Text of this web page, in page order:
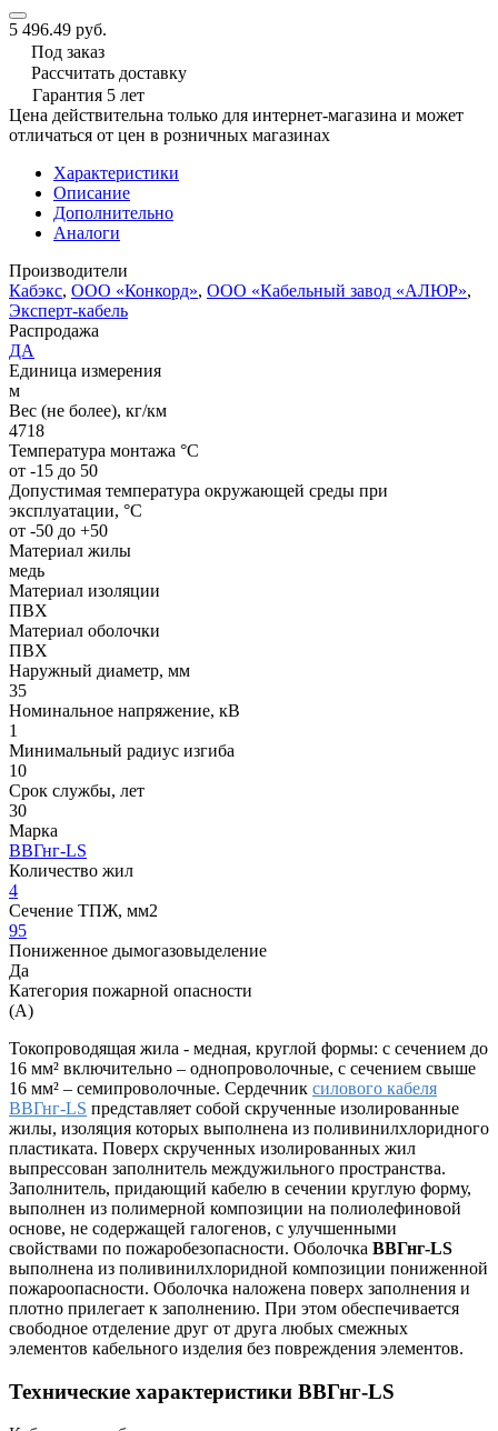
5 496.49 руб.
Под заказ
Рассчитать доставку
Гарантия 5 лет
Цена действительна только для интернет-магазина и может
отличаться от цен в розничных магазинах
Характеристики
Описание
Дополнительно
Аналоги
Производители
Кабэкс, ООО «Конкорд», ООО «Кабельный завод «АЛЮР»,
Эксперт-кабель
Распродажа
ДА
Единица измерения
м
Вес (не более), кг/км
4718
Температура монтажа °C
от -15 до 50
Допустимая температура окружающей среды при
эксплуатации, °C
от -50 до +50
Материал жилы
медь
Материал изоляции
ПВХ
Материал оболочки
ПВХ
Наружный диаметр, мм
35
Номинальное напряжение, кВ
1
Минимальный радиус изгиба
10
Срок службы, лет
30
Марка
ВВГнг-LS
Количество жил
4
Сечение ТПЖ, мм2
95
Пониженное дымогазовыделение
Да
Категория пожарной опасности
(A)
Токопроводящая жила - медная, круглой формы: с сечением до
16 мм² включительно – однопроволочные, с сечением свыше
16 мм² – семипроволочные. Сердечник силового кабеля
ВВГнг-LS представляет собой скрученные изолированные
жилы, изоляция которых выполнена из поливинилхлоридного
пластиката. Поверх скрученных изолированных жил
выпрессован заполнитель междужильного пространства.
Заполнитель, придающий кабелю в сечении круглую форму,
выполнен из полимерной композиции на полиолефиновой
основе, не содержащей галогенов, с улучшенными
свойствами по пожаробезопасности. Оболочка ВВГнг-LS
выполнена из поливинилхлоридной композиции пониженной
пожароопасности. Оболочка наложена поверх заполнения и
плотно прилегает к заполнению. При этом обеспечивается
свободное отделение друг от друга любых смежных
элементов кабельного изделия без повреждения элементов.
Технические характеристики ВВГнг-LS